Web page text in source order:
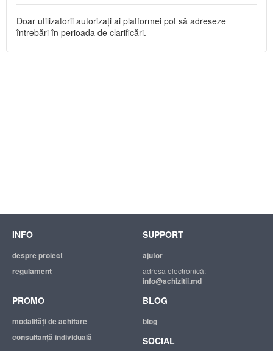
Doar utilizatorii autorizați ai platformei pot să adreseze
întrebări în perioada de clarificări.
INFO
despre proiect
regulament
SUPPORT
ajutor
adresa electronică:
info@achizitii.md
PROMO
modalităţi de achitare
consultanță individuală
BLOG
blog
SOCIAL